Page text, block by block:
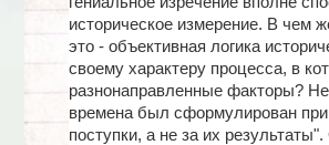
историческое измерение. В чем
это - объективная логика
своему характеру процесса, в
разнонаправленные факторы?
времена был сформулирован
поступки, а не за их